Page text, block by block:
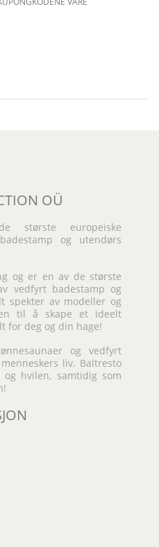
OÜ
europeiske
og utendørs
og er en av de største
vedfyrt badestamp og
spekter av modeller og
til å skape et ideelt
for deg og din hage!
og vedfyrt
liv. Baltresto
hvilen, samtidig som